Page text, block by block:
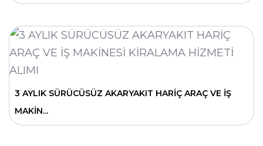
3 AYLIK SÜRÜCÜSÜZ AKARYAKIT HARİÇ ARAÇ VE İŞ
MAKİN...